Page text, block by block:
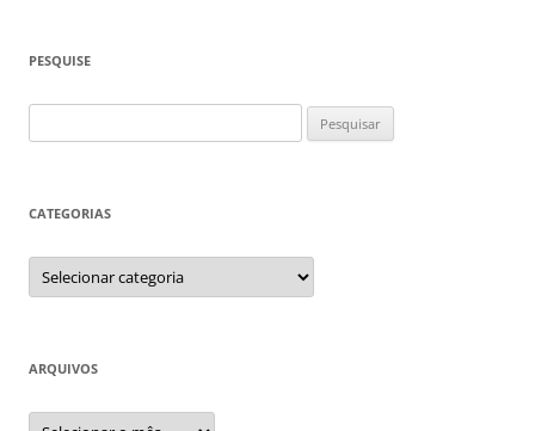
PESQUISE
por:
CATEGORIAS
Categorias
ARQUIVOS
Arquivos